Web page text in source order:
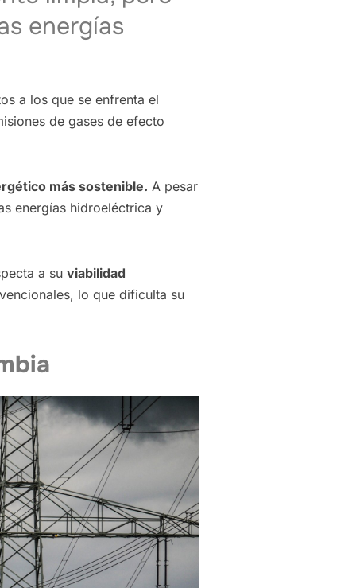
energías
a los que se enfrenta el
de gases de efecto
más sostenible. A pesar
energías hidroeléctrica y
a su viabilidad
lo que dificulta su